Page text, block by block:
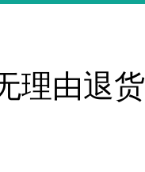
理由退货